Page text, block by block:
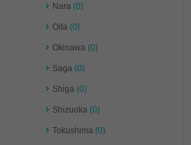
Nara (0)
Oita (0)
Okinawa (0)
Saga (0)
Shiga (0)
Shizuoka (0)
Tokushima (0)